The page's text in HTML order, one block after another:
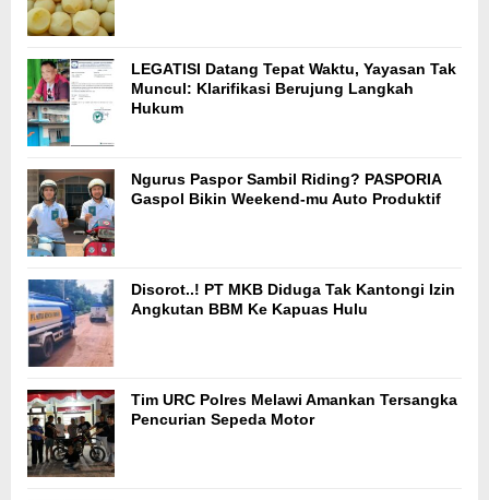
LEGATISI Datang Tepat Waktu, Yayasan Tak
Muncul: Klarifikasi Berujung Langkah
Hukum
Ngurus Paspor Sambil Riding? PASPORIA
Gaspol Bikin Weekend-mu Auto Produktif
Disorot..! PT MKB Diduga Tak Kantongi Izin
Angkutan BBM Ke Kapuas Hulu
Tim URC Polres Melawi Amankan Tersangka
Pencurian Sepeda Motor